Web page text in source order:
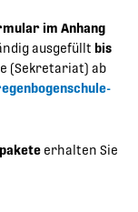
im Anhang
ausgefüllt bis
(Sekretariat) ab
erhalten Sie